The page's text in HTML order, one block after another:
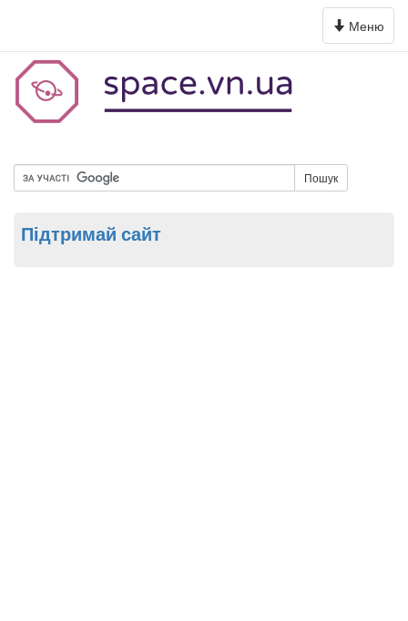
Toggle
navigation
Меню
Пошук
Підтримай сайт